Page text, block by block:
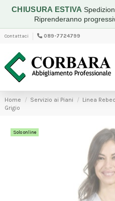
CHIUSURA ESTIVA
Riprenderanno
Contattaci 089-7724799
Home Servizio ai Piani Linea
Grigio
Solo online